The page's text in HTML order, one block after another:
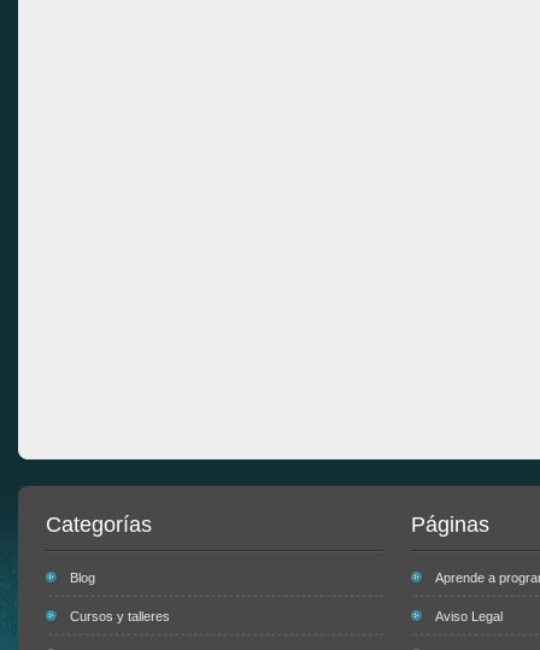
Categorías
Blog
Cursos y talleres
Páginas
Aprende a
Aviso Legal